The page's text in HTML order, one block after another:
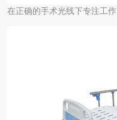
在正确的手术光线下专注工作